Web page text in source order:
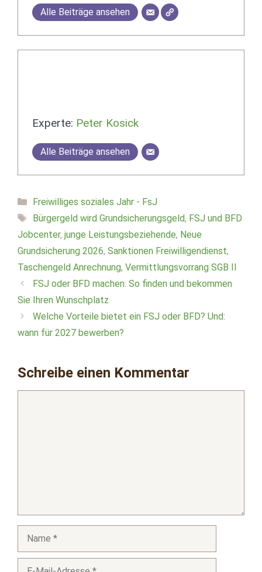
Alle Beiträge ansehen
Experte: Peter Kosick
Alle Beiträge ansehen
Kategorien
Freiwilliges soziales Jahr - FsJ
Schlagwörter
Bürgergeld wird Grundsicherungsgeld, FSJ und BFD
Jobcenter, junge Leistungsbeziehende, Neue
Grundsicherung 2026, Sanktionen Freiwilligendienst,
Taschengeld Anrechnung, Vermittlungsvorrang SGB II
FSJ oder BFD machen: So finden und bekommen
Sie Ihren Wunschplatz
Welche Vorteile bietet ein FSJ oder BFD? Und:
wann für 2027 bewerben?
Schreibe einen Kommentar